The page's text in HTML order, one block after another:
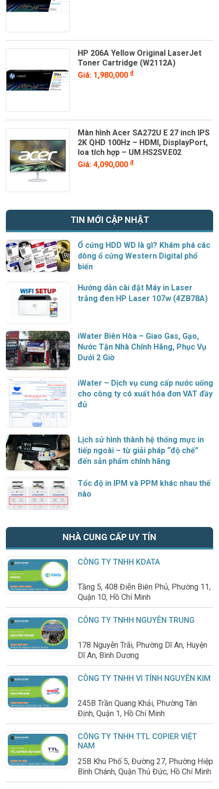
HP 206A Yellow Original LaserJet
Toner Cartridge (W2112A)
Giá: 1,980,000đ
Màn hình Acer SA272U E 27 inch IPS
2K QHD 100Hz – HDMI, DisplayPort,
loa tích hợp – UM.HS2SV.E02
Giá: 4,090,000đ
TIN MỚI CẬP NHẬT
Ổ cứng HDD WD là gì? Khám phá các
dòng ổ cứng Western Digital phổ
biến
Hướng dẫn cài đặt Máy in Laser
trắng đen HP Laser 107w (4ZB78A)
iWater Biên Hòa – Giao Gas, Gạo,
Nước Tận Nhà Chính Hãng, Phục Vụ
Dưới 2 Giờ
iWater – Dịch vụ cung cấp nước uống
cho công ty có xuất hóa đơn VAT đầy
đủ
Lịch sử hình thành hệ thống mực in
tiếp ngoài – từ giải pháp “độ chế”
đến sản phẩm chính hãng
Tốc độ in IPM và PPM khác nhau thế
nào
NHÀ CUNG CẤP UY TÍN
CÔNG TY TNHH KDATA
Tầng 5, 408 Điện Biên Phủ, Phường 11,
Quận 10, Hồ Chí Minh
CÔNG TY TNHH NGUYÊN TRUNG
178 Nguyễn Trãi, Phường Dĩ An, Huyện
Dĩ An, Bình Dương
CÔNG TY TNHH VI TÍNH NGUYÊN KIM
245B Trần Quang Khải, Phường Tân
Định, Quận 1, Hồ Chí Minh
CÔNG TY TNHH TTL COPIER VIỆT
NAM
25B Khu Phố 5, Đường 27, Phường Hiệp
Bình Chánh, Quận Thủ Đức, Hồ Chí Minh